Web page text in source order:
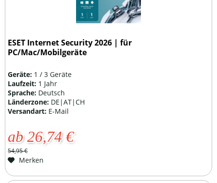
ESET Internet Security 2026 | für
PC/Mac/Mobilgeräte
Geräte: 1 / 3 Geräte
Laufzeit: 1 Jahr
Sprache: Deutsch
Länderzone: DE|AT|CH
Versandart: E-Mail
ab 26,74 €
54,95 €
Merken